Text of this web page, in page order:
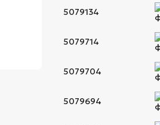
5079134
5079714
5079704
5079694